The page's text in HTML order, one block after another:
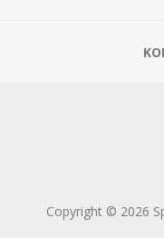
Copyright © 2026